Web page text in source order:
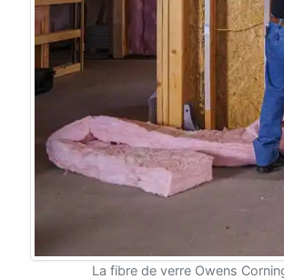
La fibre de verre Owens